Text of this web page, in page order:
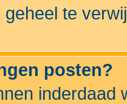
te
posten?
inderdaad